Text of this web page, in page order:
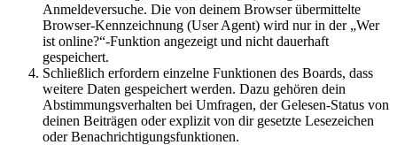
Anmeldeversuche. Die von deinem Browser übermittelte
Browser-Kennzeichnung (User Agent) wird nur in der „Wer
ist online?“-Funktion angezeigt und nicht dauerhaft
gespeichert.
Schließlich erfordern einzelne Funktionen des Boards, dass
weitere Daten gespeichert werden. Dazu gehören dein
Abstimmungsverhalten bei Umfragen, der Gelesen-Status von
deinen Beiträgen oder explizit von dir gesetzte Lesezeichen
oder Benachrichtigungsfunktionen.